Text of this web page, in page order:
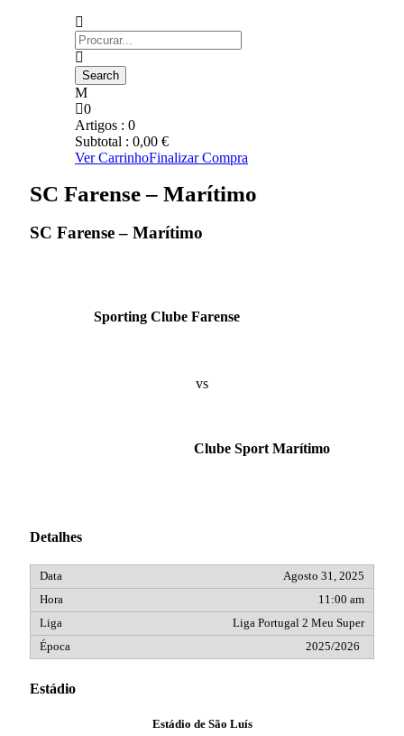
0
Artigos : 0
Subtotal : 0,00 €
Ver CarrinhoFinalizar Compra
SC Farense – Marítimo
SC Farense – Marítimo
Sporting Clube Farense
vs
Clube Sport Marítimo
Detalhes
Agosto 31, 2025
11:00 am
Liga Portugal 2 Meu Super
2025/2026
Estádio
Estádio de São Luís